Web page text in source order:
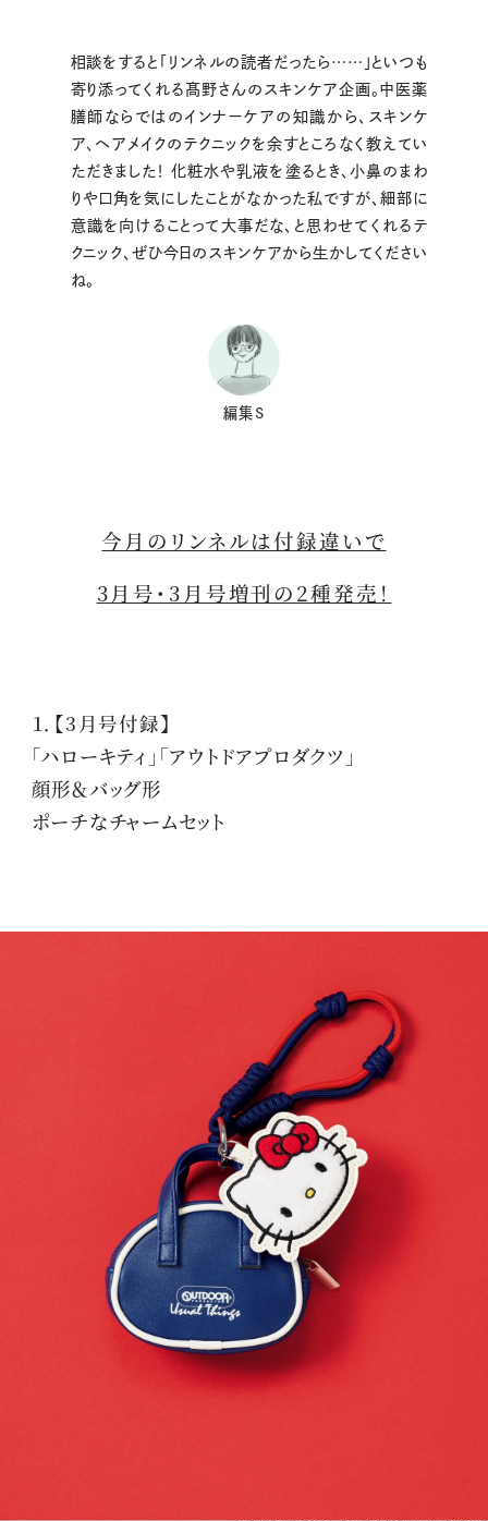
相談をすると「リンネルの読者だったら……」といつも
寄り添ってくれる髙野さんのスキンケア企画。中医薬
膳師ならではのインナーケアの知識から、スキンケ
ア、ヘアメイクのテクニックを余すところなく教えてい
ただきました！ 化粧水や乳液を塗るとき、小鼻のまわ
りや口角を気にしたことがなかった私ですが、細部に
意識を向けることって大事だな、と思わせてくれるテ
クニック、ぜひ今日のスキンケアから生かしてください
ね。
編集S
今月のリンネルは付録違いで
3月号・3月号増刊の2種発売！
１．【3月号付録】
「ハローキティ」「アウトドアプロダクツ」
顔形＆バッグ形
ポーチなチャームセット